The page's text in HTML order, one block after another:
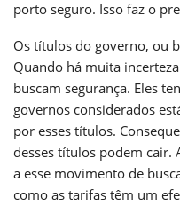
porto seguro. Isso faz o
Os títulos do governo, ou
Quando há muita
buscam segurança. Eles
governos considerados
por esses títulos.
desses títulos podem cair.
a esse movimento de
como as tarifas têm um